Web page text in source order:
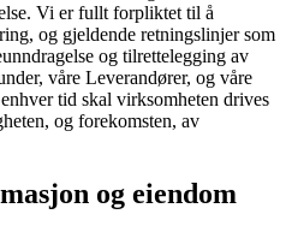
Vi er fullt forpliktet til å
og gjeldende retningslinjer som
og tilrettelegging av
våre Leverandører, og våre
tid skal virksomheten drives
og forekomsten, av
og eiendom